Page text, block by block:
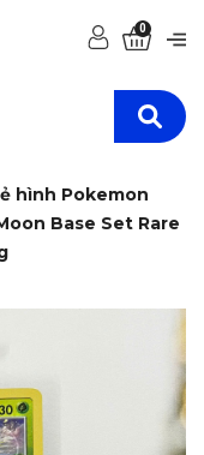
0
hình Pokemon
Base Set Rare